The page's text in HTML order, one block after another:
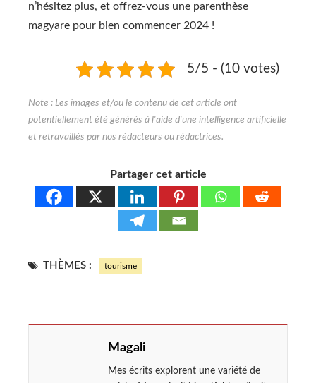
n’hésitez plus, et offrez-vous une parenthèse
magyare pour bien commencer 2024 !
5/5 - (10 votes)
Partager cet article
THÈMES : tourisme
Magali
Mes écrits explorent une variété de